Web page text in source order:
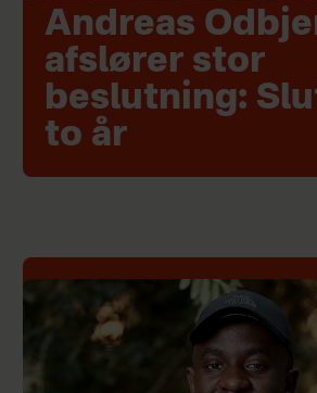
Andreas
afslører stor
beslutning:
to år